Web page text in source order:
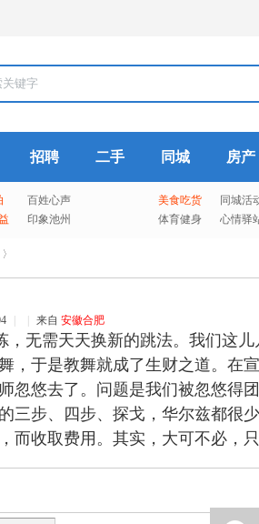
招聘 二手 同城 房产
百姓心声
印象池州
美食吃货
同城活
体育健身
心情驿
来自 安徽合肥
，无需天天换新的跳法。我们这
，于是教舞就成了生财之道。在
忽悠去了。问题是我们被忽悠得
三步、四步、探戈，华尔兹都很
而收取费用。其实，大可不必，